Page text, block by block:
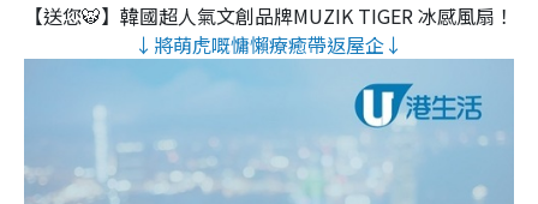
【送您🐯】韓國超人氣文創品牌MUZIK TIGER 冰感風扇！
↓將萌虎嘅慵懶療癒帶返屋企↓